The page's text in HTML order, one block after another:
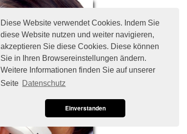
Diese Website verwendet Cookies. Indem Sie
diese Website nutzen und weiter navigieren,
akzeptieren Sie diese Cookies. Diese können
Sie in Ihren Browsereinstellungen ändern.
Weitere Informationen finden Sie auf unserer
Seite Datenschutz
Einverstanden